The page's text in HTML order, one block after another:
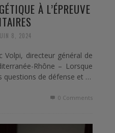
À L’ÉPREUVE
8, 2024
Volpi, directeur général de
Rhône – Lorsque
questions de défense et …
0 Comments